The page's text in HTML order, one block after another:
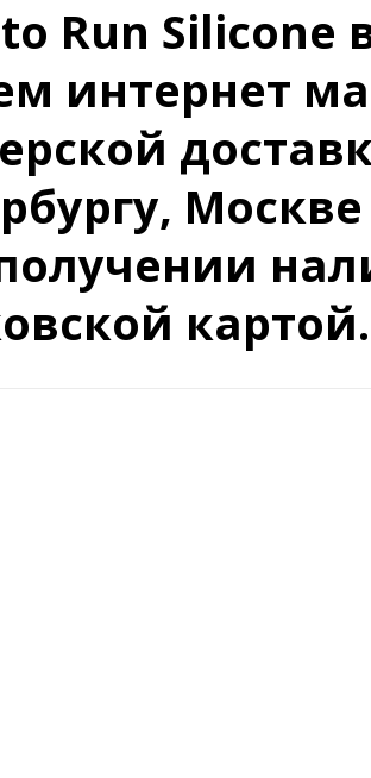
Run
интернет
картой.